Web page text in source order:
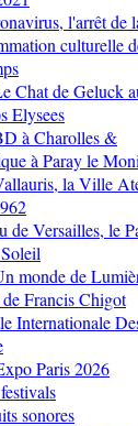
l'arrêt de
culturelle
Chat de Geluck
Elysees
à Charolles &
à Paray le
la Ville
de Versailles, le
monde de
Francis Chigot
Internationale
Paris 2026
sonores